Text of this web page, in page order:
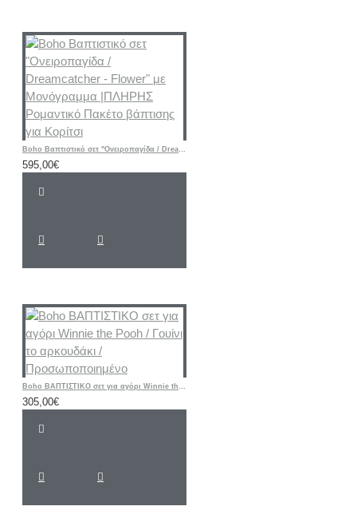
Boho Βαπτιστικό σετ "Ονειροπαγίδα / Dreamcatcher - Flower" με Μονόγραμμα |ΠΛΗΡΗΣ Ρομαντικό Πακέτο βάπτισης για Κορίτσι
595,00€
Boho ΒΑΠΤΙΣΤΙΚΟ σετ για αγόρι Winnie the Pooh / Γουίνι το αρκουδάκι / Προσωποποιημένο
305,00€